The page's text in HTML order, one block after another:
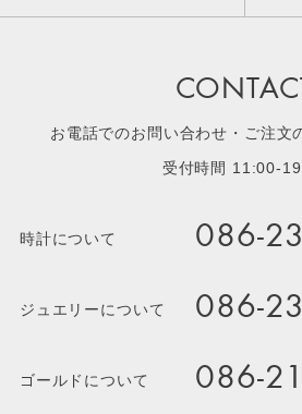
お電話でのお問い合わせ・ご注文
受付時間 11:00-
時計について 086-
ジュエリーについて 086-
ゴールドについて 086-